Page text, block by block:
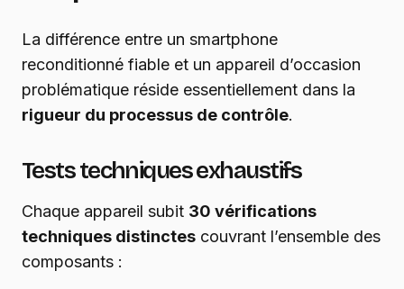
La différence entre un smartphone
reconditionné fiable et un appareil d’occasion
problématique réside essentiellement dans la
rigueur du processus de contrôle.
Tests techniques exhaustifs
Chaque appareil subit 30 vérifications
techniques distinctes couvrant l’ensemble des
composants :